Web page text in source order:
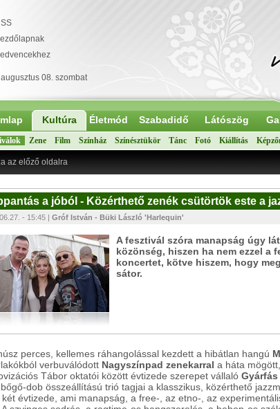
08. szombat
Kultúra Életmód Szabadidő Látószög
Zene Film Színház Színésztükör Tánc Fotó Kiállítás
az előző oldalra
a jóból - Közérthető zenék csütörtök este a
- 15:45 | Gróf István - Büki László 'Harlequin'
A fesztivál szóra manapság úgy
közönség, hiszen ha nem ezzel a
koncertet, kötve hiszem, hogy
sátor.
perces, kellemes ráhangolással kezdett a hibátlan hangú
verbuválódott Nagyszínpad zenekarral a háta
Tábor oktatói között évtizede szerepet vállaló
dob összeállítású trió tagjai a klasszikus, közérthető
két évtizede, ami manapság, a free-, az etno-, az